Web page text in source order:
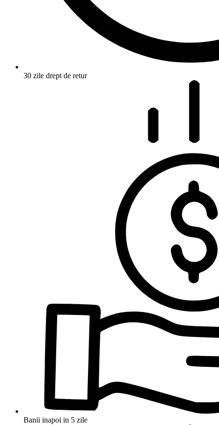
30 zile drept de retur
Banii inapoi in 5 zile